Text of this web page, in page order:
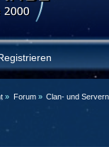
» Forum» Clan- und